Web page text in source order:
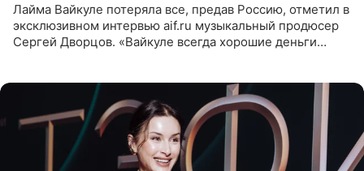
Лайма Вайкуле потеряла все, предав Россию, отметил в
эксклюзивном интервью aif.ru музыкальный продюсер
Сергей Дворцов. «Вайкуле всегда хорошие деньги